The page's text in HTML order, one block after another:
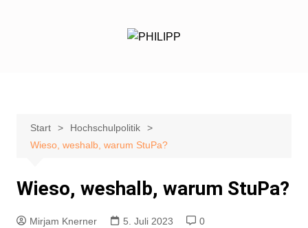
Start
Hochschulpolitik
Wieso, weshalb, warum StuPa?
Wieso, weshalb, warum StuPa?
Mirjam Knerner 5. Juli 2023
0